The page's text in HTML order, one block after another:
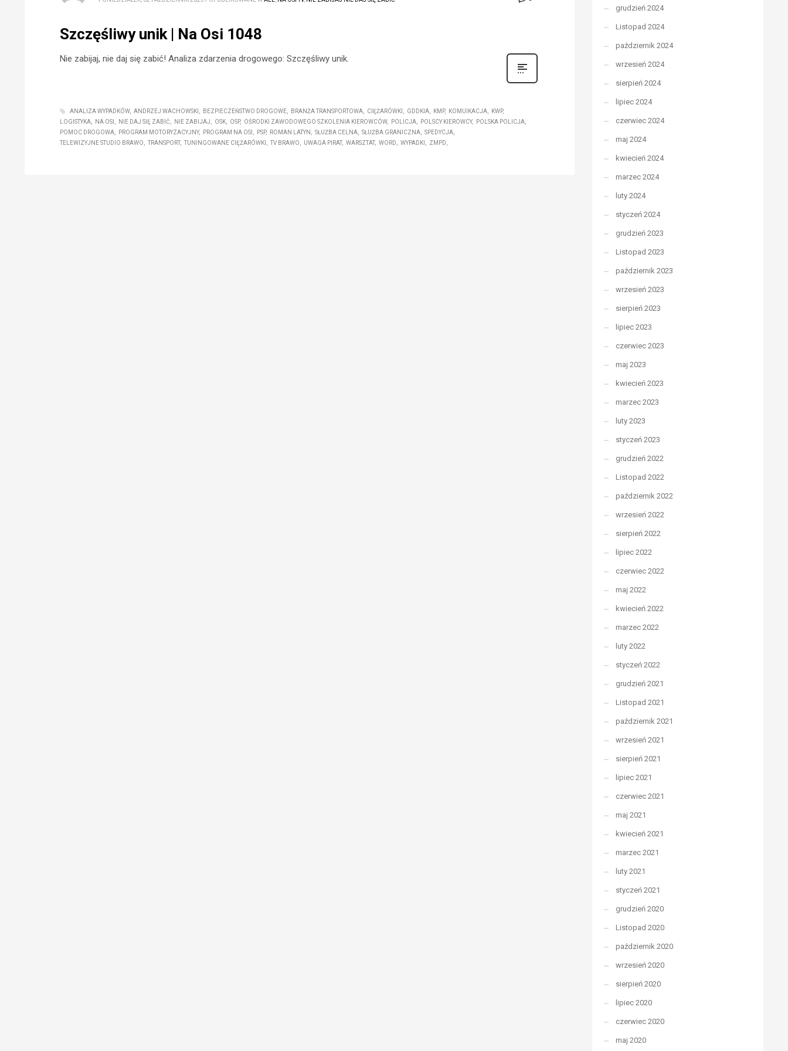
Szczęśliwy unik | Na Osi 1048
Nie zabijaj, nie daj się zabić! Analiza zdarzenia drogowego: Szczęśliwy unik.
ANALIZA WYPADKÓW ANDRZEJ WACHOWSKI BEZPIECZEŃSTWO DROGOWE BRANŻA TRANSPORTOWA CIĘŻARÓWKI GDDKIA KMP KOMUIKACJA
KWP
LOGISTYKA
NA OSI NIE DAJ SIĘ ZABIĆ NIE ZABIJAJ OSK OSP OŚRODKI ZAWODOWEGO SZKOLENIA KIEROWCÓW POLICJA POLSCY KIEROWCY
POLSKA POLICJA
POMOC DROGOWA
PROGRAM MOTORYZACYJNY PROGRAM NA OSI PSP ROMAN LATYN SŁUŻBA CELNA SŁUŻBA GRANICZNA
SPEDYCJA
TELEWIZYJNE STUDIO BRAWO
TRANSPORT TUNINGOWANE CIĘŻARÓWKI TV BRAWO UWAGA PIRAT WARSZTAT WORD WYPADKI ZMPD
grudzień 2024
Listopad 2024
październik 2024
wrzesień 2024
sierpień 2024
lipiec 2024
czerwiec 2024
maj 2024
kwiecień 2024
marzec 2024
luty 2024
styczeń 2024
grudzień 2023
Listopad 2023
październik 2023
wrzesień 2023
sierpień 2023
lipiec 2023
czerwiec 2023
maj 2023
kwiecień 2023
marzec 2023
luty 2023
styczeń 2023
grudzień 2022
Listopad 2022
październik 2022
wrzesień 2022
sierpień 2022
lipiec 2022
czerwiec 2022
maj 2022
kwiecień 2022
marzec 2022
luty 2022
styczeń 2022
grudzień 2021
Listopad 2021
październik 2021
wrzesień 2021
sierpień 2021
lipiec 2021
czerwiec 2021
maj 2021
kwiecień 2021
marzec 2021
luty 2021
styczeń 2021
grudzień 2020
Listopad 2020
październik 2020
wrzesień 2020
sierpień 2020
lipiec 2020
czerwiec 2020
maj 2020